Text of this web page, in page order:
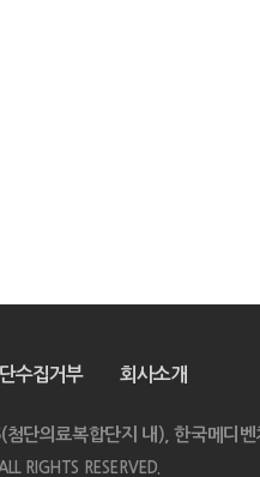
수집거부 회사소개
첨단의료복합단지 내), 한국메디
RIGHTS RESERVED.